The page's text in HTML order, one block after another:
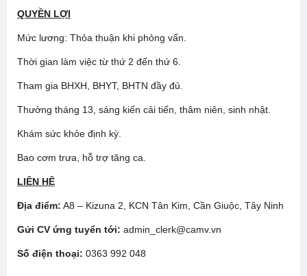
QUYỀN LỢI
Mức lương: Thỏa thuận khi phỏng vấn.
Thời gian làm việc từ thứ 2 đến thứ 6.
Tham gia BHXH, BHYT, BHTN đầy đủ.
Thưởng tháng 13, sáng kiến cải tiến, thâm niên, sinh nhật.
Khám sức khỏe định kỳ.
Bao cơm trưa, hỗ trợ tăng ca.
LIÊN HỆ
Địa điểm: A8 – Kizuna 2, KCN Tân Kim, Cần Giuộc, Tây Ninh
Gửi CV ứng tuyển tới: admin_clerk@camv.vn
Số điện thoại: 0363 992 048